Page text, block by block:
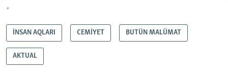
*
İNSAN AQLARI CEMİYET BUTÜN MALÜMAT
AKTUAL